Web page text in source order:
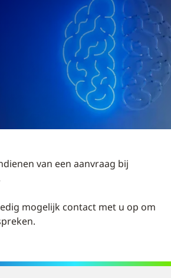
van een aanvraag bij
mogelijk contact met u op om